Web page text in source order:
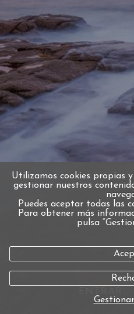
Utilizamos cookies propias
gestionar nuestros
Puedes aceptar todas las
Para obtener más
pulsa